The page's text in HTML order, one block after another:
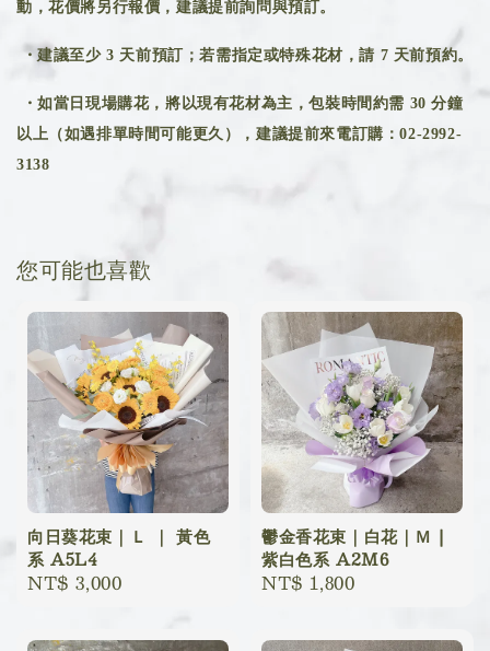
動，花價將另行報價，建議提前詢問與預訂。
・建議至少 3 天前預訂；若需指定或特殊花材，請 7 天前預約。
・如當日現場購花，將以現有花材為主，包裝時間約需 30 分鐘
以上（如遇排單時間可能更久），建議提前來電訂購：02-2992-
3138
您可能也喜歡
向日葵花束｜Ｌ ｜ 黃色
系 A5L4
Regular
NT$ 3,000
鬱金香花束｜白花｜Ｍ |
紫白色系 A2M6
Regular
NT$ 1,800